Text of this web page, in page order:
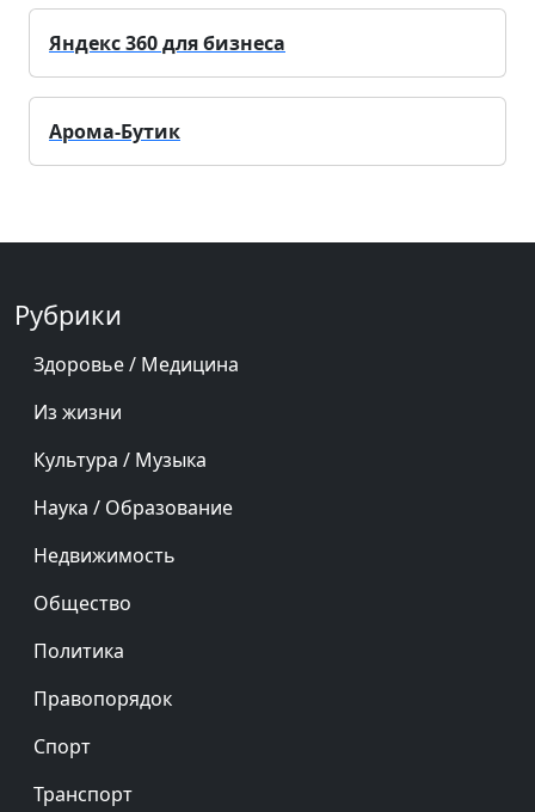
Яндекс 360 для бизнеса
Арома-Бутик
Рубрики
Здоровье / Медицина
Из жизни
Культура / Музыка
Наука / Образование
Недвижимость
Общество
Политика
Правопорядок
Спорт
Транспорт